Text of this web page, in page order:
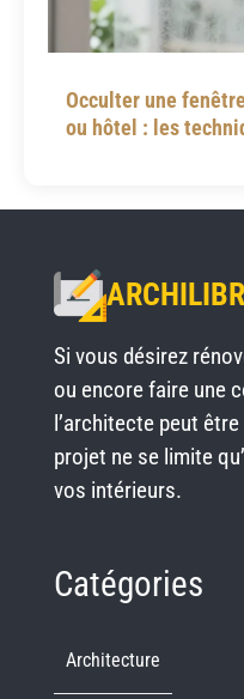
Occulter une
ou hôtel : les
Si vous désirez
ou encore faire une
l’architecte peut
projet ne se limite
vos intérieurs.
Catégories
Architecture